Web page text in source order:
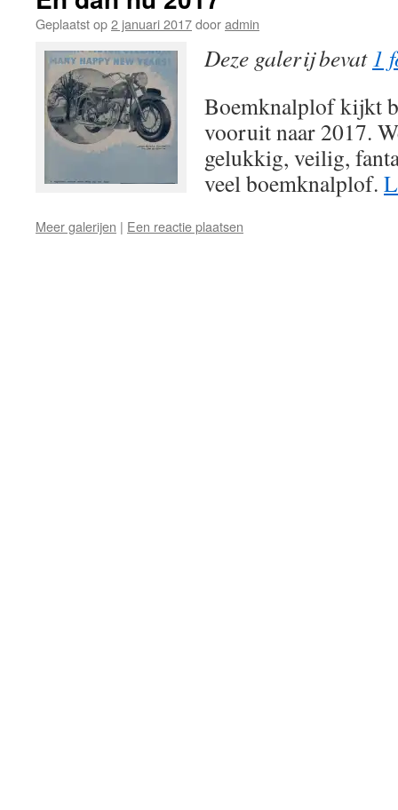
Geplaatst op2 januari 2017dooradmin
Deze galerij bevat1
Boemknalplof kijkt
vooruit naar 2017.
gelukkig, veilig,
veel boemknalplof.
Meer galerijen | Een reactie plaatsen